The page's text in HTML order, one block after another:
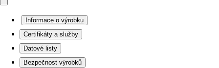
Informace o výrobku
Certifikáty a služby
Datové listy
Bezpečnost výrobků